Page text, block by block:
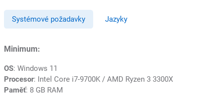
Systémové požadavky Jazyky
Minimum:
OS: Windows 11
Procesor: Intel Core i7-9700K / AMD Ryzen 3 3300X
Paměť: 8 GB RAM